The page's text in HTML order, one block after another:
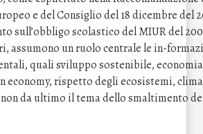
e del Consiglio del 18 dicembre del
sull’obbligo scolastico del MIUR del
assumono un ruolo centrale le in-
quali sviluppo sostenibile, economia
economy, rispetto degli ecosistemi,
da ultimo il tema dello smaltimento